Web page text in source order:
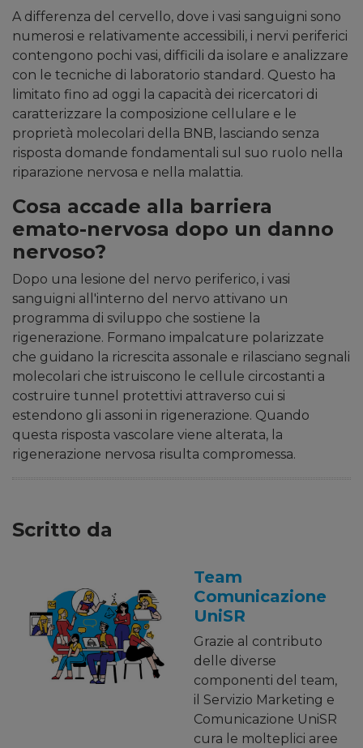
A differenza del cervello, dove i vasi sanguigni sono
numerosi e relativamente accessibili, i nervi periferici
contengono pochi vasi, difficili da isolare e analizzare
con le tecniche di laboratorio standard. Questo ha
limitato fino ad oggi la capacità dei ricercatori di
caratterizzare la composizione cellulare e le
proprietà molecolari della BNB, lasciando senza
risposta domande fondamentali sul suo ruolo nella
riparazione nervosa e nella malattia.
Cosa accade alla barriera
emato-nervosa dopo un danno
nervoso?
Dopo una lesione del nervo periferico, i vasi
sanguigni all'interno del nervo attivano un
programma di sviluppo che sostiene la
rigenerazione. Formano impalcature polarizzate
che guidano la ricrescita assonale e rilasciano segnali
molecolari che istruiscono le cellule circostanti a
costruire tunnel protettivi attraverso cui si
estendono gli assoni in rigenerazione. Quando
questa risposta vascolare viene alterata, la
rigenerazione nervosa risulta compromessa.
Scritto da
Team
Comunicazione
UniSR
Grazie al contributo
delle diverse
componenti del team,
il Servizio Marketing e
Comunicazione UniSR
cura le molteplici aree